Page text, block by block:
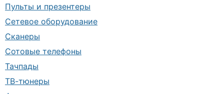
Пульты и презентеры
Сетевое оборудование
Сканеры
Сотовые телефоны
Тачпады
ТВ-тюнеры